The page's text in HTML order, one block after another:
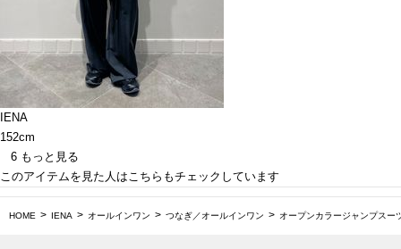
IENA
152cm
6 もっと見る
このアイテムを見た人はこちらもチェックしています
HOME IENA オールインワン つなぎ／オールインワン オープンカラージャンプスー